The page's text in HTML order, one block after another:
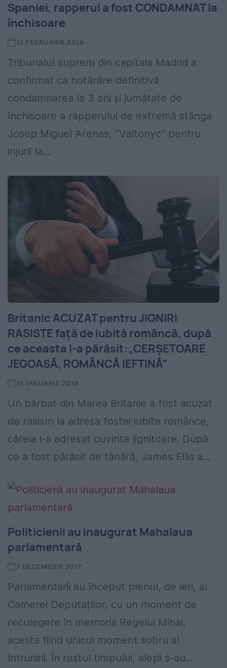
Spaniei, rapperul a fost CONDAMNAT la
închisoare
21 FEBRUARIE 2018
Tribunalul suprem din capitala Madrid a
confirmat ca hotărâre definitivă
condamnarea la 3 ani şi jumătate de
închisoare a rapperului de extremă stânga
Josep Miguel Arenas, ''Valtonyc'' pentru
injurii la...
Britanic ACUZAT pentru JIGNIRI
RASISTE față de iubită româncă, după
ce aceasta l-a părăsit:„CERȘETOARE
JEGOASĂ, ROMÂNCĂ IEFTINĂ”
16 IANUARIE 2018
Un bărbat din Marea Britanie a fost acuzat
de rasism la adresa fostei iubite românce,
căreia i-a adresat cuvinte jignitoare. După
ce a fost părăsit de tânără, James Ellis a...
Politicienii au inaugurat Mahalaua
parlamentară
7 DECEMBRIE 2017
Parlamentarii au început plenul, de ieri, al
Camerei Deputaților, cu un moment de
reculegere în memoria Regelui Mihai,
acesta fiind unicul moment sobru al
întrunirii. În restul timpului, aleșii s-au...